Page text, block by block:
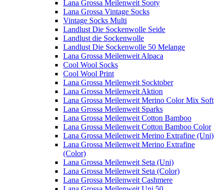
Lana Grossa Meilenweit Sooty
Lana Grossa Vintage Socks
Vintage Socks Multi
Landlust Die Sockenwolle Seide
Landlust die Sockenwolle
Landlust Die Sockenwolle 50 Melange
Lana Grossa Meilenweit Alpaca
Cool Wool Socks
Cool Wool Print
Lana Grossa Meilenweit Socktober
Lana Grossa Meilenweit Aktion
Lana Grossa Meilenweit Merino Color Mix Soft
Lana Grossa Meilenweit Sparks
Lana Grossa Meilenweit Cotton Bamboo
Lana Grossa Meilenweit Cotton Bamboo Color
Lana Grossa Meilenweit Merino Extrafine (Uni)
Lana Grossa Meilenweit Merino Extrafine
(Color)
Lana Grossa Meilenweit Seta (Uni)
Lana Grossa Meilenweit Seta (Color)
Lana Grossa Meilenweit Cashmere